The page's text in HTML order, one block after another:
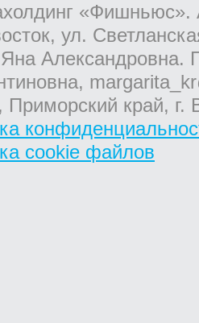
«Фишньюс».
ул.
Александровна.
Приморский край,
cookie файлов